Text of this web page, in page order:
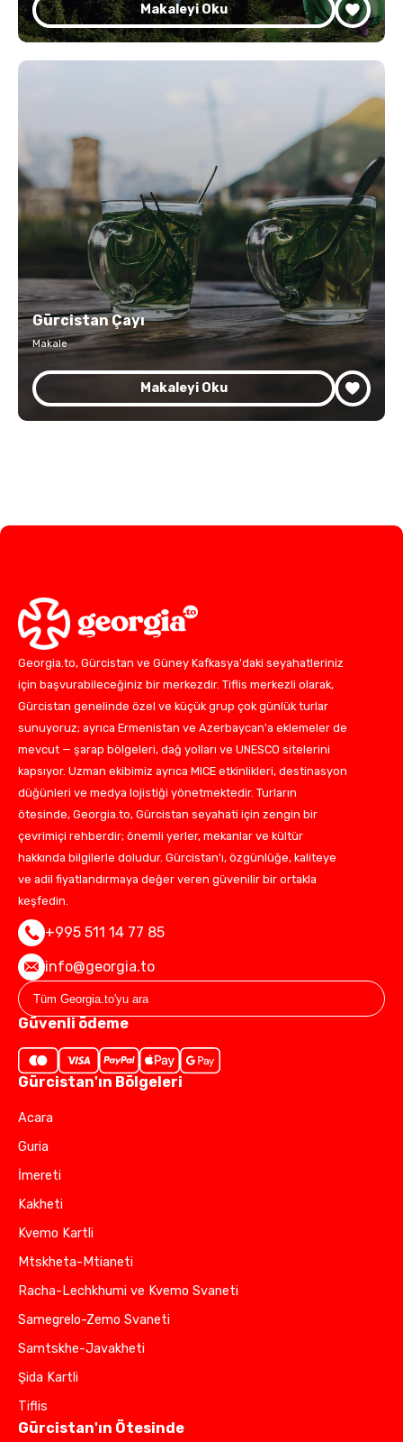
Makaleyi Oku
Gürcistan Çayı
Makale
Makaleyi Oku
Georgia.to, Gürcistan ve Güney Kafkasya'daki seyahatleriniz
için başvurabileceğiniz bir merkezdir. Tiflis merkezli olarak,
Gürcistan genelinde özel ve küçük grup çok günlük turlar
sunuyoruz; ayrıca Ermenistan ve Azerbaycan'a eklemeler de
mevcut — şarap bölgeleri, dağ yolları ve UNESCO sitelerini
kapsıyor. Uzman ekibimiz ayrıca MICE etkinlikleri, destinasyon
düğünleri ve medya lojistiği yönetmektedir. Turların
ötesinde, Georgia.to, Gürcistan seyahati için zengin bir
çevrimiçi rehberdir; önemli yerler, mekanlar ve kültür
hakkında bilgilerle doludur. Gürcistan'ı, özgünlüğe, kaliteye
ve adil fiyatlandırmaya değer veren güvenilir bir ortakla
keşfedin.
+995 511 14 77 85
info@georgia.to
Güvenli ödeme
Gürcistan'ın Bölgeleri
Acara
Guria
İmereti
Kakheti
Kvemo Kartli
Mtskheta-Mtianeti
Racha-Lechkhumi ve Kvemo Svaneti
Samegrelo-Zemo Svaneti
Samtskhe-Javakheti
Şida Kartli
Tiflis
Gürcistan'ın Ötesinde